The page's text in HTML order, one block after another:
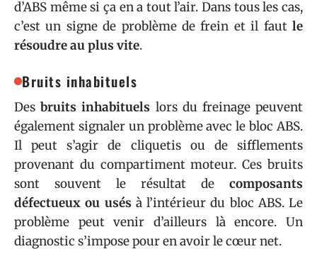
d’ABS même si ça en a tout l’air. Dans tous les cas,
c’est un signe de problème de frein et il faut le
résoudre au plus vite.
Bruits inhabituels
Desbruits inhabituels lors du freinage peuvent
également signaler un problème avec le bloc ABS.
Il peut s’agir de cliquetis ou de sifflements
provenant du compartiment moteur. Ces bruits
sont souvent le résultat de composants
défectueux ou usés à l’intérieur du bloc ABS. Le
problème peut venir d’ailleurs là encore. Un
diagnostic s’impose pour en avoir le cœur net.